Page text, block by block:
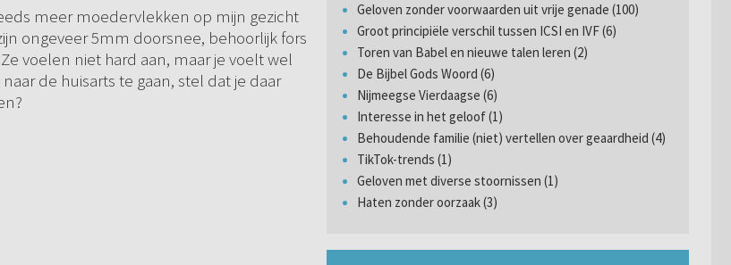
meer moedervlekken op mijn gezicht
ongeveer 5mm doorsnee, behoorlijk fors
voelen niet hard aan, maar je voelt wel
de huisarts te gaan, stel dat je daar
Geloven zonder voorwaarden uit vrije genade (100)
Groot principiële verschil tussen ICSI en IVF (6)
Toren van Babel en nieuwe talen leren (2)
De Bijbel Gods Woord (6)
Nijmeegse Vierdaagse (6)
Interesse in het geloof (1)
Behoudende familie (niet) vertellen over geaardheid (4)
TikTok-trends (1)
Geloven met diverse stoornissen (1)
Haten zonder oorzaak (3)